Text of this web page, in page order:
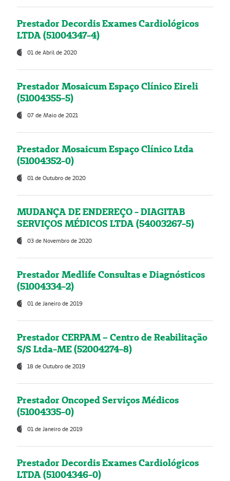
Prestador Decordis Exames Cardiológicos
LTDA (51004347-4)
01 de Abril de 2020
Prestador Mosaicum Espaço Clínico Eireli
(51004355-5)
07 de Maio de 2021
Prestador Mosaicum Espaço Clínico Ltda
(51004352-0)
01 de Outubro de 2020
MUDANÇA DE ENDEREÇO - DIAGITAB
SERVIÇOS MÉDICOS LTDA (54003267-5)
03 de Novembro de 2020
Prestador Medlife Consultas e Diagnósticos
(51004334-2)
01 de Janeiro de 2019
Prestador CERPAM – Centro de Reabilitação
S/S Ltda-ME (52004274-8)
18 de Outubro de 2019
Prestador Oncoped Serviços Médicos
(51004335-0)
01 de Janeiro de 2019
Prestador Decordis Exames Cardiológicos
LTDA (51004346-0)